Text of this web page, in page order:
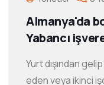
Almanya'da
Yabancı
Yurt dışından
eden veya ikinci